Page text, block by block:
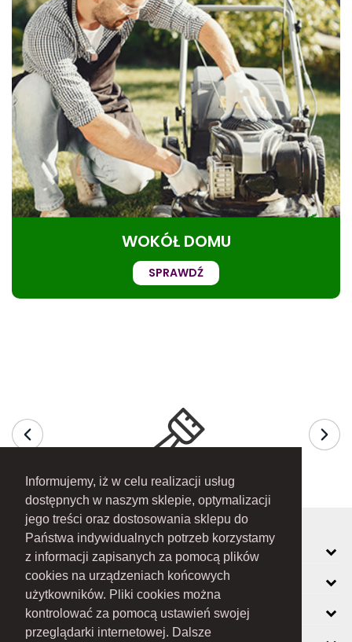
Informujemy, iż w celu realizacji usług
dostępnych w naszym sklepie, optymalizacji
jego treści oraz dostosowania sklepu do
Państwa indywidualnych potrzeb korzystamy
z informacji zapisanych za pomocą plików
cookies na urządzeniach końcowych
użytkowników. Pliki cookies można
kontrolować za pomocą ustawień swojej
przeglądarki internetowej. Dalsze
WOKÓŁ DOMU
SPRAWDŹ
MOJE KONTO
INFORMACJE
O FIRMIE